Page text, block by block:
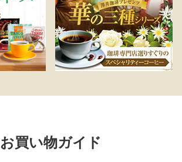
お買い物ガイド